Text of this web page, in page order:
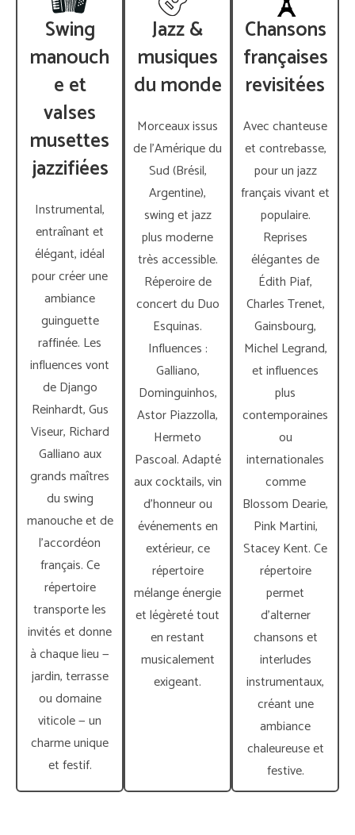
Swing
manouch
e et
valses
musettes
jazzifiées
Instrumental,
entraînant et
élégant, idéal
pour créer une
ambiance
guinguette
raffinée. Les
influences vont
de Django
Reinhardt, Gus
Viseur, Richard
Galliano aux
grands maîtres
du swing
manouche et de
l’accordéon
français. Ce
répertoire
transporte les
invités et donne
à chaque lieu —
jardin, terrasse
ou domaine
viticole — un
charme unique
et festif.
Jazz &
musiques
du monde
Morceaux issus
de l’Amérique du
Sud (Brésil,
Argentine),
swing et jazz
plus moderne
très accessible.
Réperoire de
concert du Duo
Esquinas.
Influences :
Galliano,
Dominguinhos,
Astor Piazzolla,
Hermeto
Pascoal. Adapté
aux cocktails, vin
d’honneur ou
événements en
extérieur, ce
répertoire
mélange énergie
et légèreté tout
en restant
musicalement
exigeant.
Chansons
françaises
revisitées
Avec chanteuse
et contrebasse,
pour un jazz
français vivant et
populaire.
Reprises
élégantes de
Édith Piaf,
Charles Trenet,
Gainsbourg,
Michel Legrand,
et influences
plus
contemporaines
ou
internationales
comme
Blossom Dearie,
Pink Martini,
Stacey Kent. Ce
répertoire
permet
d’alterner
chansons et
interludes
instrumentaux,
créant une
ambiance
chaleureuse et
festive.